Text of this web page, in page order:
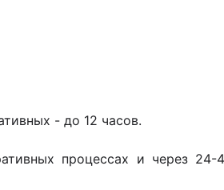
- до 12 часов.
процессах и через 24-